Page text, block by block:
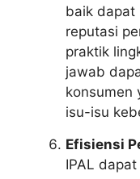
baik dapat
reputasi
praktik
jawab
konsumen
isu-isu
Efisiensi
IPAL